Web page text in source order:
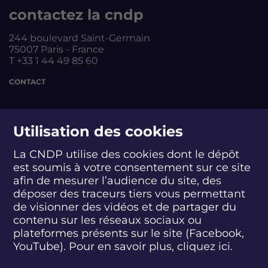
Utilisation des cookies
La CNDP utilise des cookies dont le dépôt
est soumis à votre consentement sur ce site
afin de mesurer l’audience du site, des
déposer des traceurs tiers vous permettant
de visionner des vidéos et de partager du
contenu sur les réseaux sociaux ou
plateformes présents sur le site (Facebook,
YouTube). Pour en savoir plus, cliquez ici.
contactez la cndp
244 boulevard Saint-Germain
75007 Paris - France
T +33 1 44 49 85 60
CONTACT
S
u
e
z
n
S
u
i
v
e
z
-
n
S
u
i
v
e
z
-
n
S
u
i
v
e
z
-
n
S
u
i
v
e
z
-
n
S
u
i
v
e
z
-
n
S
u
i
v
e
-
n
abonnez-vous
S'INSCRIRE À LA NEWSLETTER